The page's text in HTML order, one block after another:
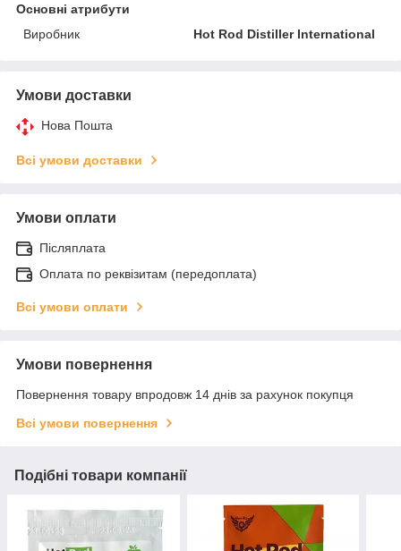
Основні атрибути
Виробник
Hot Rod Distiller International
Умови доставки
Нова Пошта
Всі умови доставки
Умови оплати
Післяплата
Оплата по реквізитам (передоплата)
Всі умови оплати
Умови повернення
Повернення товару впродовж 14 днів за рахунок покупця
Всі умови повернення
Подібні товари компанії